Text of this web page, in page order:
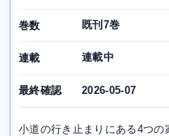
巻数 既刊7巻
連載 連載中
最終確認 2026-05-07
小道の行き止まりにある4つ